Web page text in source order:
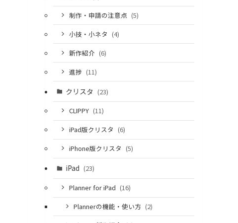
制作・申請の注意点 (5)
小技・小ネタ (4)
新作紹介 (6)
進捗 (11)
クリスタ (23)
CLIPPY (11)
iPad版クリスタ (6)
iPhone版クリスタ (5)
iPad (23)
Planner for iPad (16)
Plannerの機能・使い方 (2)